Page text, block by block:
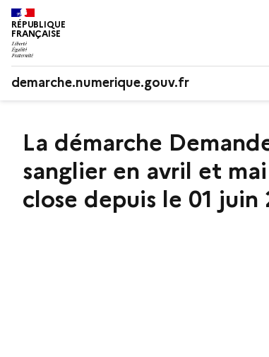
RÉPUBLIQUE
FRANÇAISE
demarche.numerique.gouv.fr
La démarche
sanglier en avril et
close depuis le 01 juin